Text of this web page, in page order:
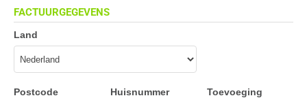
FACTUURGEGEVENS
Land
Postcode Huisnummer Toevoeging